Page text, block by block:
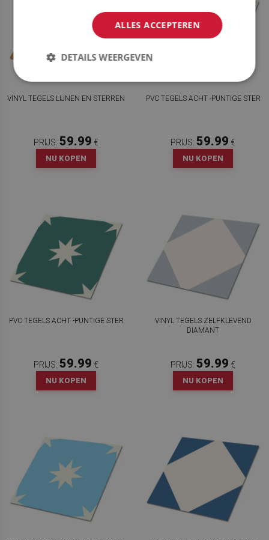
VINYL TEGELS LIJNEN EN STERREN
PRIJS: 59.99 €
NU KOPEN
PVC TEGELS ACHT -PUNTIGE STER
PRIJS: 59.99 €
NU KOPEN
PVC TEGELS ACHT -PUNTIGE STER
PRIJS: 59.99 €
NU KOPEN
VINYL TEGELS ZELFKLEVEND
DIAMANT
PRIJS: 59.99 €
NU KOPEN
ALLES ACCEPTEREN
DETAILS WEERGEVEN